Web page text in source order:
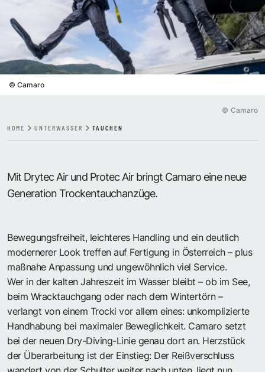
© Camaro
© Camaro
HOME UNTERWASSER TAUCHEN
Mit Drytec Air und Protec Air bringt Camaro eine neue
Generation Trockentauchanzüge.
Bewegungsfreiheit, leichteres Handling und ein deutlich
modernerer Look treffen auf Fertigung in Österreich – plus
maßnahe Anpassung und ungewöhnlich viel Service.
Wer in der kalten Jahreszeit im Wasser bleibt – ob im See,
beim Wracktauchgang oder nach dem Wintertörn –
verlangt von einem Trocki vor allem eines: unkomplizierte
Handhabung bei maximaler Beweglichkeit. Camaro setzt
bei der neuen Dry-Diving-Linie genau dort an. Herzstück
der Überarbeitung ist der Einstieg: Der Reißverschluss